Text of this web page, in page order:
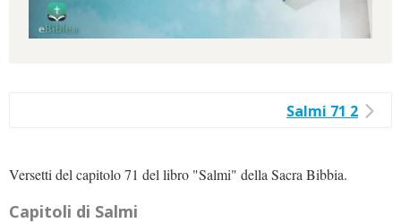
Salmi 71 2
Versetti del capitolo 71 del libro "Salmi" della Sacra Bibbia.
Capitoli di Salmi